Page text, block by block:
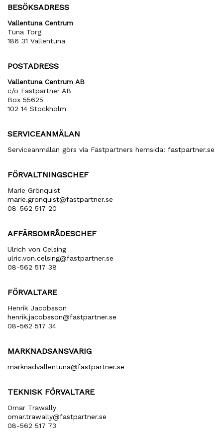
BESÖKSADRESS
Vallentuna Centrum
Tuna Torg
186 31 Vallentuna
POSTADRESS
Vallentuna Centrum AB
c/o Fastpartner AB
Box 55625
102 14 Stockholm
SERVICEANMÄLAN
Serviceanmälan görs via Fastpartners hemsida: fastpartner.se
FÖRVALTNINGSCHEF
Marie Grönquist
marie​.gronquist​@fastpartner​.se
08-562 517 20
AFFÄRSOMRÅDESCHEF
Ulrich von Celsing
ulric​.von​.celsing​@fastpartner​.se
08-562 517 38
FÖRVALTARE
Henrik Jacobsson
henrik​.jacobsson​@fastpartner​.se
08-562 517 34
MARKNADSANSVARIG
marknadvallentuna​@fastpartner​.se
TEKNISK FÖRVALTARE
Omar Trawally
omar.trawally@fastpartner.se
08-562 517 73